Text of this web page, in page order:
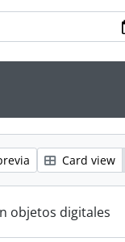
Card view
objetos digitales